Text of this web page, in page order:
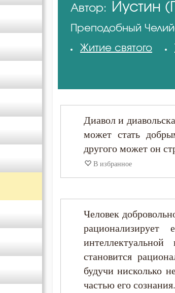
Амвросий Оптинский
Григорий Богослов
Диадох
Димитрий Ростовский
Автор: Иустин
Преподобный
Житие святого
Диавол и
может стать
другого может он
В избранное
Человек
становится
будучи нисколько
частью его сознания.